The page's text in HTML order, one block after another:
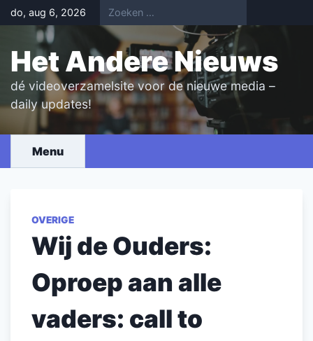
Skip
to
content
do, aug 6, 2026
Het Andere Nieuws
dé videoverzamelsite voor de nieuwe media –
daily updates!
Menu
OVERIGE
Wij de Ouders:
Oproep aan alle
vaders: call to